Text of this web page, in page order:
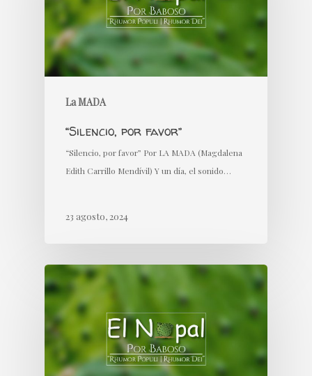
La MADA
“Silencio, por favor”
“Silencio, por favor” Por LA MADA (Magdalena
Edith Carrillo Mendívil) Y un día, el sonido…
23 agosto, 2024